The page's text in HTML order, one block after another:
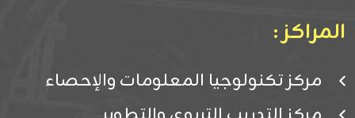
المراكز :
مركز تكنولوجيا المعلومات والإحصاء